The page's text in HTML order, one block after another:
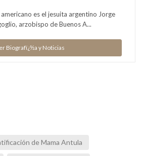
es el jesuita argentino Jorge
arzobispo de Buenos A...
Biografï¿½a y Noticias
de Mama Antula